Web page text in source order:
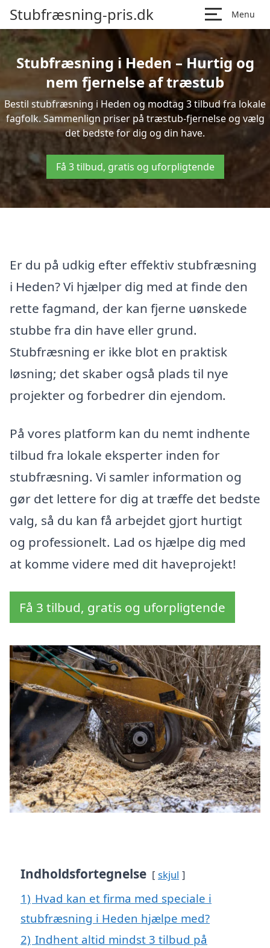
Stubfræsning-pris.dk Menu
Stubfræsning i Heden – Hurtig og
nem fjernelse af træstub
Bestil stubfræsning i Heden og modtag 3 tilbud fra lokale
fagfolk. Sammenlign priser på træstub-fjernelse og vælg
det bedste for dig og din have.
Få 3 tilbud, gratis og uforpligtende
Er du på udkig efter effektiv stubfræsning
i Heden? Vi hjælper dig med at finde den
rette fagmand, der kan fjerne uønskede
stubbe fra din have eller grund.
Stubfræsning er ikke blot en praktisk
løsning; det skaber også plads til nye
projekter og forbedrer din ejendom.
På vores platform kan du nemt indhente
tilbud fra lokale eksperter inden for
stubfræsning. Vi samler information og
gør det lettere for dig at træffe det bedste
valg, så du kan få arbejdet gjort hurtigt
og professionelt. Lad os hjælpe dig med
at komme videre med dit haveprojekt!
Få 3 tilbud, gratis og uforpligtende
Indholdsfortegnelse skjul
1) Hvad kan et firma med speciale i
stubfræsning i Heden hjælpe med?
2) Indhent altid mindst 3 tilbud på